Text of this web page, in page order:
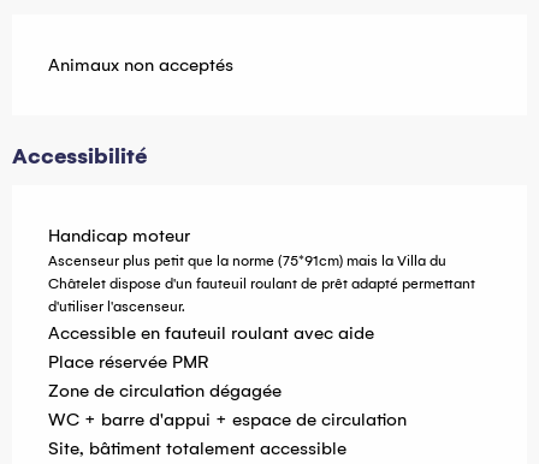
Animaux non acceptés
Accessibilité
Handicap moteur
Ascenseur plus petit que la norme (75*91cm) mais la Villa du
Châtelet dispose d'un fauteuil roulant de prêt adapté permettant
d'utiliser l'ascenseur.
Accessible en fauteuil roulant avec aide
Place réservée PMR
Zone de circulation dégagée
WC + barre d'appui + espace de circulation
Site, bâtiment totalement accessible